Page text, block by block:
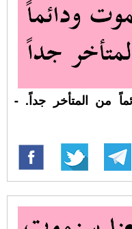
من المتأخر جداً. -